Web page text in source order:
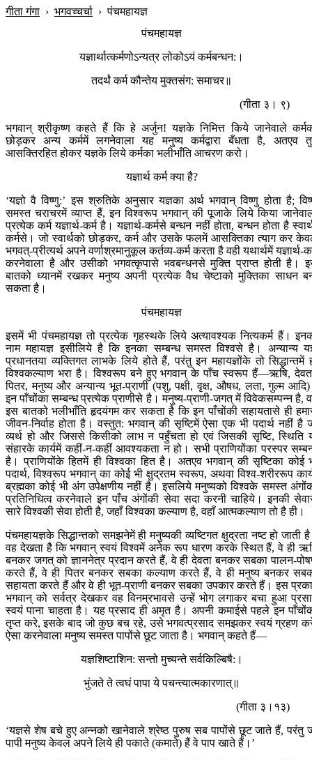
गीता गंगा › भगवच्चर्चा ›पंचमहायज्ञ
पंचमहायज्ञ
यज्ञार्थात्कर्मणोऽन्यत्र लोकोऽयं कर्मबन्धन:।
तदर्थं कर्म कौन्तेय मुक्तसंग: समाचर॥
(गीता ३। ९)
भगवान् श्रीकृष्ण कहते हैं कि हे अर्जुन! यज्ञके निमित्त किये जानेवाले
छोड़कर अन्य कर्ममें लगनेवाला यह मनुष्य कर्मद्वारा बँधता है, अतएव
आसक्तिरहित होकर यज्ञके लिये कर्मका भलीभाँति आचरण करो।
यज्ञार्थ कर्म क्या है?
‘यज्ञो वै विष्णु:’ इस श्रुतिके अनुसार यज्ञका अर्थ भगवान् विष्णु होता है;
समस्त चराचरमें व्याप्त हैं, इन विश्वरूप भगवान् की पूजाके लिये किया
प्रत्येक कर्म यज्ञार्थ-कर्म है। यज्ञार्थ-कर्मसे बन्धन नहीं होता, बन्धन होता है
कर्मसे। जो स्वार्थको छोड़कर, कर्म और उसके फलमें आसक्तिका त्याग कर
भगवत्-प्रीत्यर्थ अपने वर्णाश्रमानुकूल कर्तव्य-कर्म करता है वही यथार्थमें यज्ञार्थ-
करनेवाला है और उसीको भगवत्कृपासे भवबन्धनसे मुक्ति प्राप्त होती है।
बातको ध्यानमें रखकर मनुष्य अपनी प्रत्येक वैध चेष्टाको मुक्तिका साधन
सकता है।
पंचमहायज्ञ
इसमें भी पंचमहायज्ञ तो प्रत्येक गृहस्थके लिये अत्यावश्यक नित्यकर्म हैं।
नाम महायज्ञ इसीलिये है कि इनका सम्बन्ध समस्त विश्वसे है। अन्यान्य
प्रधानतया व्यक्तिगत लाभके लिये होते हैं, परंतु इन महायज्ञोंके तो सिद्धान्तमें
विश्वकल्याण भरा है। विश्वरूप बने हुए भगवान् के पाँच स्वरूप हैं—ऋषि,
पितर, मनुष्य और अन्यान्य भूत-प्राणी (पशु, पक्षी, वृक्ष, औषध, लता, गुल्म
इन पाँचोंका सम्बन्ध प्रत्येक प्राणीसे है। मनुष्य-प्राणी-जगत् में विवेकसम्पन्न है,
इस बातको भलीभाँति हृदयंगम कर सकता है कि इन पाँचोंकी सहायतासे ही
जीवन-निर्वाह होता है। वस्तुत: भगवान् की सृष्टिमें ऐसा एक भी पदार्थ नहीं है
व्यर्थ हो और जिससे किसीको लाभ न पहुँचता हो एवं जिसकी सृष्टि, स्थिति
संहारके कार्यमें कहीं-न-कहीं आवश्यकता न हो। सभी प्राणियोंका परस्पर
है। प्राणियोंके हितमें ही विश्वका हित है। अतएव भगवान् की सृष्टिका कोई
पदार्थ, विश्वरूप भगवान् का कोई भी क्षुद्रतम स्वरूप, अथवा विश्व-शरीररूप
ब्रह्मका कोई भी अंग उपेक्षणीय नहीं है। इसलिये मनुष्यको विश्वके समस्त
प्रतिनिधित्व करनेवाले इन पाँच अंगोंकी सेवा सदा करनी चाहिये। इनकी
सारे विश्वकी सेवा होती है, जहाँ विश्वका कल्याण है, वहाँ आत्मकल्याण तो है ही।
पंचमहायज्ञके सिद्धान्तको समझनेमें ही मनुष्यकी व्यष्टिगत क्षुद्रता नष्ट हो जाती
वह देखता है कि भगवान् स्वयं विश्वमें अनेक रूप धारण करके स्थित हैं, वे ही
बनकर जगत् को ज्ञाननेत्र प्रदान करते हैं, वे ही देवता बनकर सबका पालन-
करते हैं, वे ही पितर बनकर सबका कल्याण करते हैं, वे ही मनुष्य बनकर
सहायता करते हैं और वे ही भूत-प्राणी बनकर सबका उपकार करते हैं। इस
भगवान् को सर्वत्र देखकर वह विनम्रभावसे उन्हें भोग लगाकर बचा हुआ
स्वयं पाना चाहता है। यह प्रसाद ही अमृत है। अपनी कमाईसे पहले इन
तृप्त करे, इसके बाद जो कुछ बच रहे, उसे भगवत्प्रसाद समझकर स्वयं ग्रहण
ऐसा करनेवाला मनुष्य समस्त पापोंसे छूट जाता है। भगवान् कहते हैं—
यज्ञशिष्टाशिन: सन्तो मुच्यन्ते सर्वकिल्बिषै:।
भुंजते ते त्वघं पापा ये पचन्त्यात्मकारणात्॥
(गीता ३।१३)
‘यज्ञसे शेष बचे हुए अन्नको खानेवाले श्रेष्ठ पुरुष सब पापोंसे छूट जाते हैं, परंतु
पापी मनुष्य केवल अपने लिये ही पकाते (कमाते) हैं वे पाप खाते हैं।’